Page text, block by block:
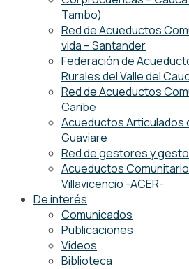
Tambo)
Red de Acueductos
vida – Santander
Federación de
Rurales del Valle del
Red de Acueductos
Caribe
Acueductos Articulados
Guaviare
Red de gestores y
Acueductos
Villavicencio -ACER-
De interés
Comunicados
Publicaciones
Videos
Biblioteca